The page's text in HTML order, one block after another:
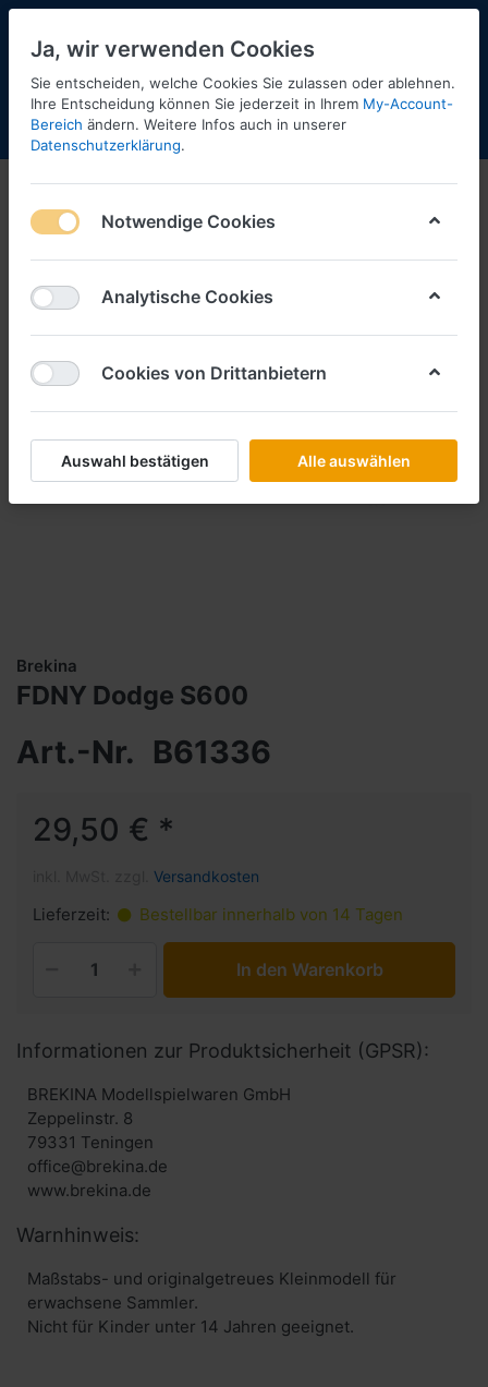
Menü Anmelden Shopaktualisierung
Brekina
FDNY Dodge S600
Art.-Nr. B61336
29,50 € *
Versandkosten
Lieferzeit: Bestellbar innerhalb von 14 Tagen
In den Warenkorb
Informationen zur Produktsicherheit (GPSR):
BREKINA Modellspielwaren GmbH
Zeppelinstr. 8
79331 Teningen
office@brekina.de
www.brekina.de
Warnhinweis:
Maßstabs- und originalgetreues Kleinmodell für
erwachsene Sammler.
Nicht für Kinder unter 14 Jahren geeignet.
Ja, wir verwenden Cookies
Sie entscheiden, welche Cookies Sie zulassen oder ablehnen.
Ihre Entscheidung können Sie jederzeit in Ihrem My-Account-
Bereich ändern. Weitere Infos auch in unserer
Datenschutzerklärung.
Notwendige Cookies
Analytische Cookies
Cookies von Drittanbietern
Auswahl bestätigen Alle auswählen